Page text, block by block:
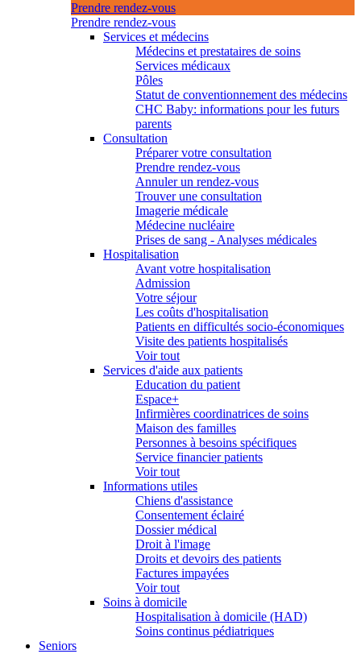
Prendre rendez-vous
Prendre rendez-vous
Services et médecins
Médecins et prestataires de soins
Services médicaux
Pôles
Statut de conventionnement des médecins
CHC Baby: informations pour les futurs
parents
Consultation
Préparer votre consultation
Prendre rendez-vous
Annuler un rendez-vous
Trouver une consultation
Imagerie médicale
Médecine nucléaire
Prises de sang - Analyses médicales
Hospitalisation
Avant votre hospitalisation
Admission
Votre séjour
Les coûts d'hospitalisation
Patients en difficultés socio-économiques
Visite des patients hospitalisés
Voir tout
Services d'aide aux patients
Education du patient
Espace+
Infirmières coordinatrices de soins
Maison des familles
Personnes à besoins spécifiques
Service financier patients
Voir tout
Informations utiles
Chiens d'assistance
Consentement éclairé
Dossier médical
Droit à l'image
Droits et devoirs des patients
Factures impayées
Voir tout
Soins à domicile
Hospitalisation à domicile (HAD)
Soins continus pédiatriques
Seniors